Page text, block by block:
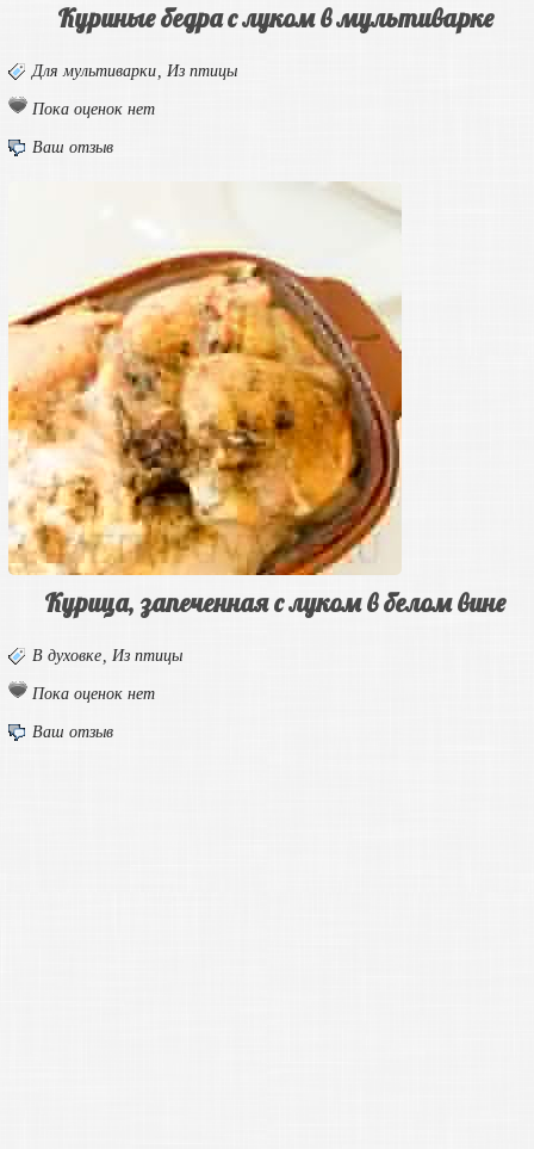
Куриные бедра с луком в мультиварке
Для мультиварки Из птицы
Пока оценок нет
Ваш отзыв
Курица, запеченная с луком в белом вине
В духовке, Из птицы
Пока оценок нет
Ваш отзыв